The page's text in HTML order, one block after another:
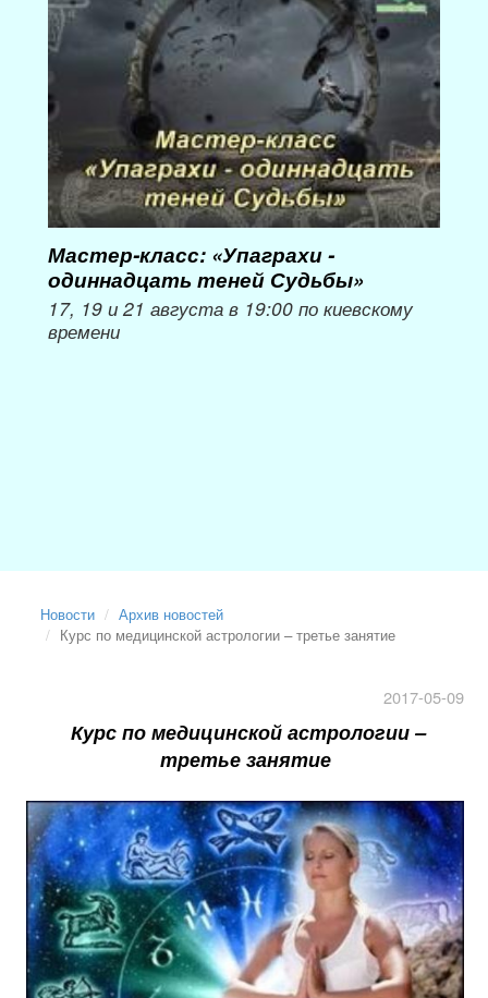
Мастер-класс: «Упаграхи -
одиннадцать теней Судьбы»
17, 19 и 21 августа в 19:00 по киевскому
времени
Новости
Архив новостей
Курс по медицинской астрологии – третье занятие
2017-05-09
Курс по медицинской астрологии –
третье занятие